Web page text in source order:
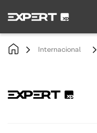
Internacional